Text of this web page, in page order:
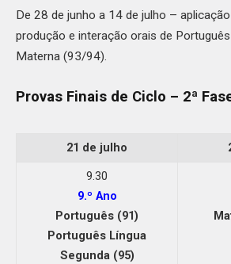
De 28 de junho a 14 de julho –
produção e interação orais de
Materna (93/94).
Provas Finais de Ciclo – 2ª
21 de julho
9.30
9.º Ano
Português (91)
Português Língua
Segunda (95)